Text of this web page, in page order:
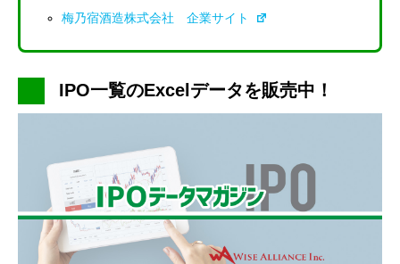
梅乃宿酒造株式会社 企業サイト
IPO一覧のExcelデータを販売中！